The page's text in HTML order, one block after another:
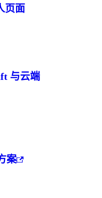
页面
与云端
案